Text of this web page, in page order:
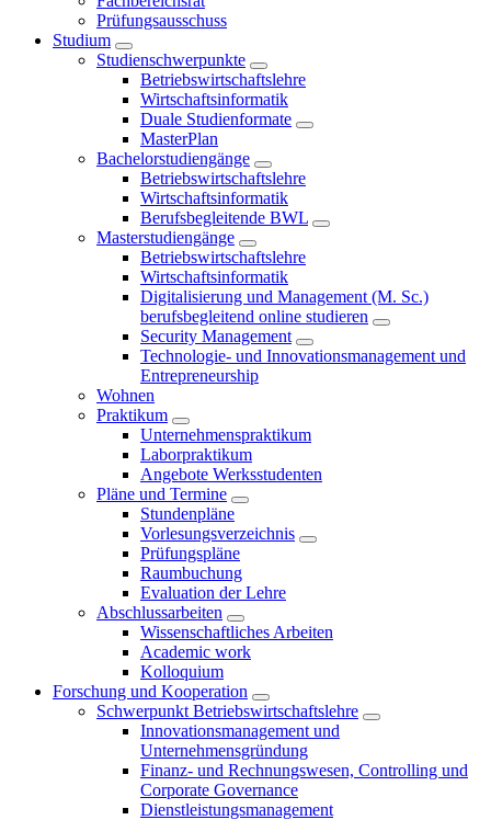
Prüfungsausschuss
Studium
Studienschwerpunkte
Betriebswirtschaftslehre
Wirtschaftsinformatik
Duale Studienformate
MasterPlan
Bachelorstudiengänge
Betriebswirtschaftslehre
Wirtschaftsinformatik
Berufsbegleitende BWL
Masterstudiengänge
Betriebswirtschaftslehre
Wirtschaftsinformatik
Digitalisierung und Management (M. Sc.)
berufsbegleitend online studieren
Security Management
Technologie- und Innovationsmanagement und
Entrepreneurship
Wohnen
Praktikum
Unternehmenspraktikum
Laborpraktikum
Angebote Werksstudenten
Pläne und Termine
Stundenpläne
Vorlesungsverzeichnis
Prüfungspläne
Raumbuchung
Evaluation der Lehre
Abschlussarbeiten
Wissenschaftliches Arbeiten
Academic work
Kolloquium
Forschung und Kooperation
Schwerpunkt Betriebswirtschaftslehre
Innovationsmanagement und
Unternehmensgründung
Finanz- und Rechnungswesen, Controlling und
Corporate Governance
Dienstleistungsmanagement